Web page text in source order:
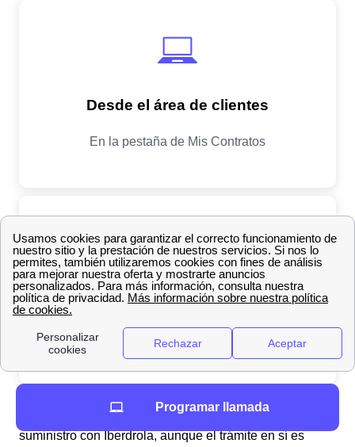
facturas pendientes
suministro con Iberdrola, aunque el trámite en sí es
Programar llamada